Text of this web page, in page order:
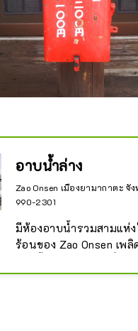
อาบน้ำล่าง
Zao Onsen เมืองยามากาตะ จั
990-2301
มีห้องอาบน้ำรวมสามแห่
ร้อนของ Zao Onsen เพ
ลักษณะเฉพาะของตัวเอง